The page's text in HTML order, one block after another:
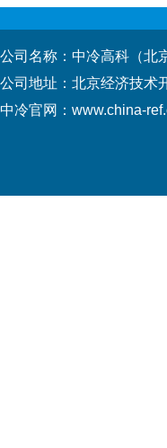
公司名称：中冷高科（
公司地址：北京经济技
中冷官网：www.china-